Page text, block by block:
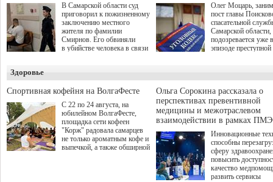
В Самарской области суд
приговорил к пожизненному
заключению местного
жителя по фамилии
Смирнов. Его обвиняли
в убийстве человека в связи
Олег Моцарь,
пост главы
спасательной
Самарской области,
подозревается уже
эпизоде преступной
а сам он
Здоровье
Спортивная кофейня на ВолгаФесте
С 22 по 24 августа, на
юбилейном ВолгаФесте,
площадка сети кофеен
"Корж" радовала самарцев
не только ароматным кофе и
выпечкой, а также обширной
Ольга Сорокина рассказала о
перспективах превентивной
медицины и межотраслевом
взаимодействии в рамках
Инновационные
способны
сферу
повысить
качество
развить сервисы